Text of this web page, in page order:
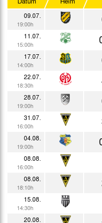
09.07.
19:00h
11.07.
15:00h
17.07.
14:00h
22.07.
18:30h
28.07.
19:00h
31.07.
16:00h
04.08.
19:00h
08.08.
16:00h
08.08.
18:10h
15.08.
14:30h
20.08.